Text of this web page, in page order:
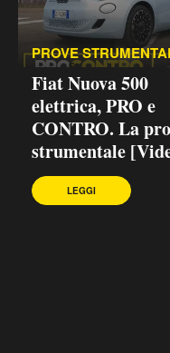
PROVE
Fiat Nuova 500
elettrica, PRO e
CONTRO. La
strumentale
LEGGI